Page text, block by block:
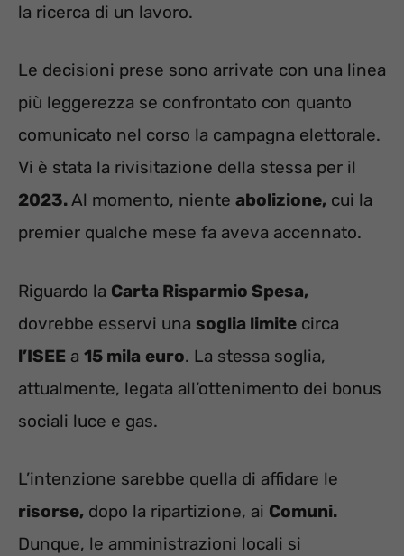
la ricerca di un lavoro.
Le decisioni prese sono arrivate con una linea
più leggerezza se confrontato con quanto
comunicato nel corso la campagna elettorale.
Vi è stata la rivisitazione della stessa per il
2023.Al momento, niente abolizione, cui la
premier qualche mese fa aveva accennato.
Riguardo la Carta Risparmio Spesa,
dovrebbe esservi una soglia limite circa
l’ISEE a 15 mila euro. La stessa soglia,
attualmente, legata all’ottenimento dei bonus
sociali luce e gas.
L’intenzione sarebbe quella di affidare le
risorse, dopo la ripartizione, ai Comuni.
Dunque, le amministrazioni locali si